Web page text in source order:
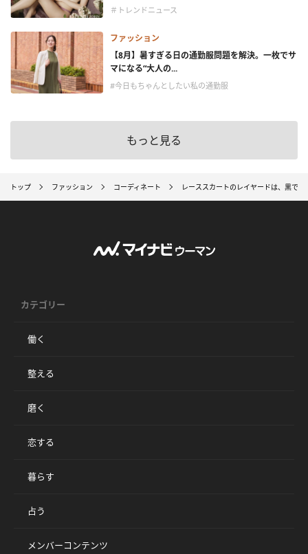
＃トレンドニュース
ファッション
【8月】暑すぎる日の通勤服問題を解決。一枚でサ
マになる“大人の...
#今日もちゃんとしたい私の通勤服
もっと見る
トップ ファッション コーディネート レーススカートのレイヤードは、黒で
カテゴリー
働く
整える
磨く
恋する
暮らす
占う
メンバーコンテンツ